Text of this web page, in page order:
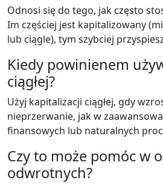
Odnosi się do tego, jak często
Im częściej jest kapitalizowany
lub ciągle), tym szybciej
Kiedy powinienem
ciągłej?
Użyj kapitalizacji ciągłej, gdy
nieprzerwanie, jak w
finansowych lub naturalnych
Czy to może pomóc w
odwrotnych?